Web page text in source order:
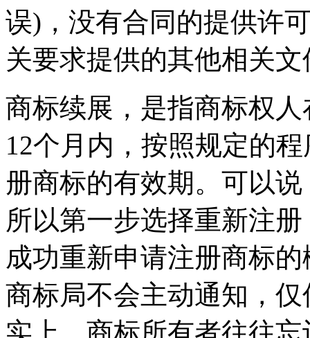
误)，没有合同的提供许
关要求提供的其他相关文
商标续展，是指商标权人
12个月内，按照规定的
册商标的有效期。可以
所以第一步选择重新注
成功重新申请注册商标
商标局不会主动通知，
实上，商标所有者往往